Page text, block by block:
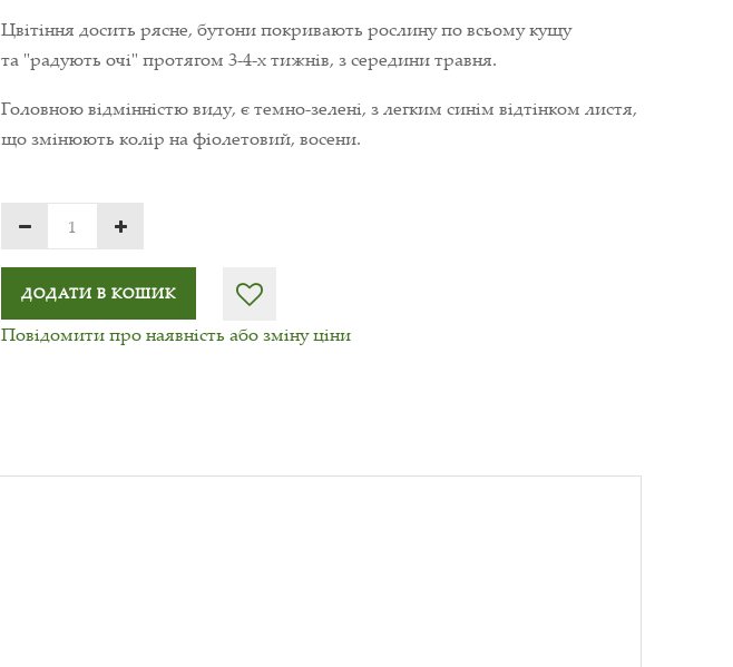
Цвітіння досить рясне, бутони покривають рослину по всьому кущу
та "радують очі" протягом 3-4-х тижнів, з середини травня.
Головною відмінністю виду, є темно-зелені, з легким синім відтінком листя,
що змінюють колір на фіолетовий, восени.
ДОДАТИ В КОШИК
Повідомити про наявність або зміну ціни